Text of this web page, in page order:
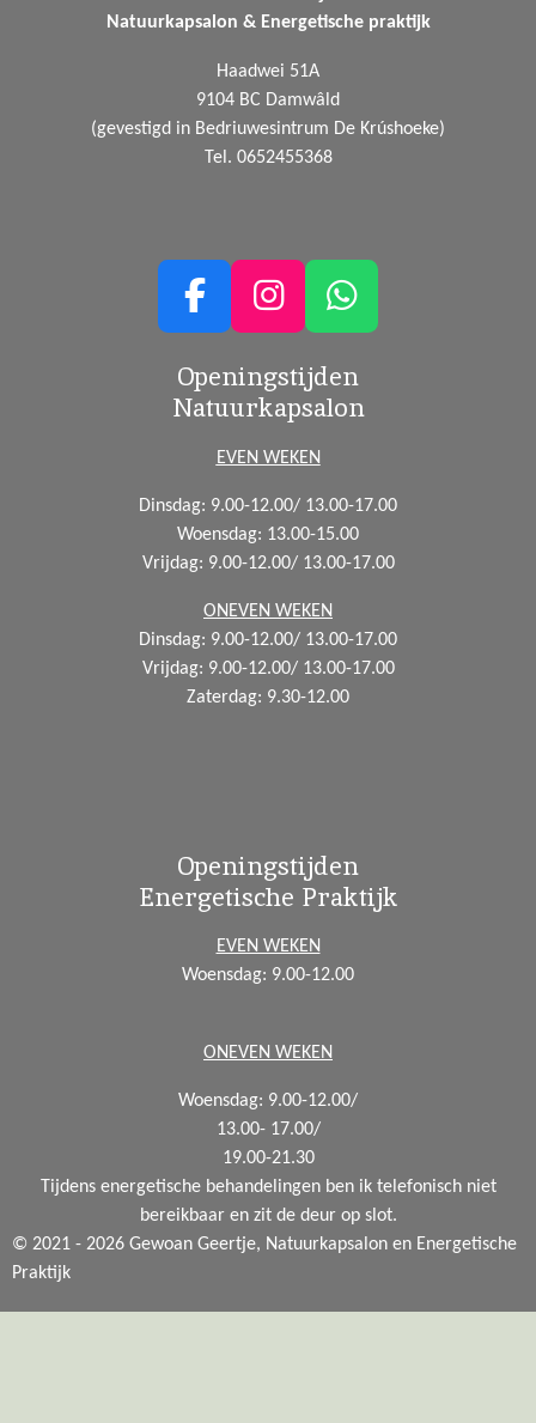
Natuurkapsalon & Energetische praktijk
Haadwei 51A
9104 BC Damwâld
(gevestigd in Bedriuwesintrum De Krúshoeke)
Tel. 0652455368
F
c
e
o
k
I
s
t
a
r
a
W
a
t
p
p
Openingstijden
Natuurkapsalon
EVEN WEKEN
Dinsdag: 9.00-12.00/ 13.00-17.00
Woensdag: 13.00-15.00
Vrijdag: 9.00-12.00/ 13.00-17.00
ONEVEN WEKEN
Dinsdag: 9.00-12.00/ 13.00-17.00
Vrijdag: 9.00-12.00/ 13.00-17.00
Zaterdag: 9.30-12.00
Openingstijden
Energetische Praktijk
EVEN WEKEN
Woensdag: 9.00-12.00
ONEVEN WEKEN
Woensdag: 9.00-12.00/
13.00- 17.00/
19.00-21.30
Tijdens energetische behandelingen ben ik telefonisch niet
bereikbaar en zit de deur op slot.
© 2021 - 2026 Gewoan Geertje, Natuurkapsalon en Energetische
Praktijk